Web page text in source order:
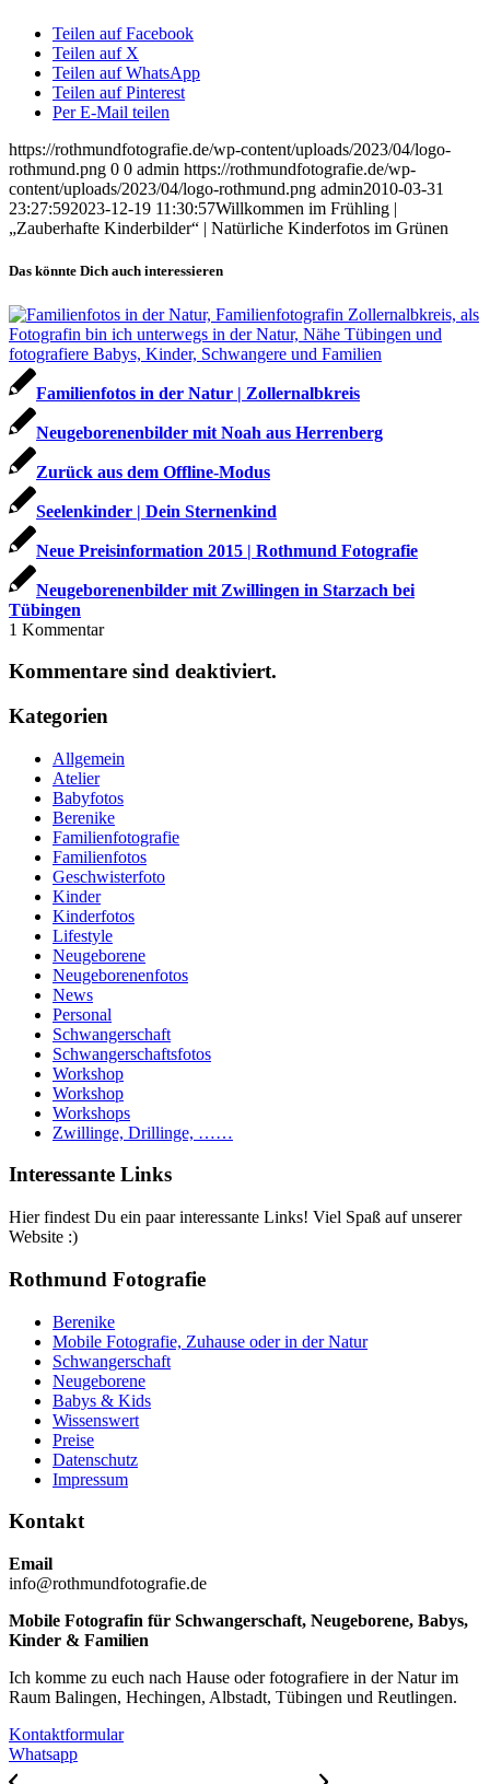
Teilen auf Facebook
Teilen auf X
Teilen auf WhatsApp
Teilen auf Pinterest
Per E-Mail teilen
https://rothmundfotografie.de/wp-content/uploads/2023/04/logo-
rothmund.png 0 0 admin https://rothmundfotografie.de/wp-
content/uploads/2023/04/logo-rothmund.png admin2010-03-31
23:27:592023-12-19 11:30:57Willkommen im Frühling |
„Zauberhafte Kinderbilder“ | Natürliche Kinderfotos im Grünen
Das könnte Dich auch interessieren
Familienfotos in der Natur | Zollernalbkreis
Neugeborenenbilder mit Noah aus Herrenberg
Zurück aus dem Offline-Modus
Seelenkinder | Dein Sternenkind
Neue Preisinformation 2015 | Rothmund Fotografie
Neugeborenenbilder mit Zwillingen in Starzach bei
Tübingen
1 Kommentar
Kommentare sind deaktiviert.
Kategorien
Allgemein
Atelier
Babyfotos
Berenike
Familienfotografie
Familienfotos
Geschwisterfoto
Kinder
Kinderfotos
Lifestyle
Neugeborene
Neugeborenenfotos
News
Personal
Schwangerschaft
Schwangerschaftsfotos
Workshop
Workshop
Workshops
Zwillinge, Drillinge, ……
Interessante Links
Hier findest Du ein paar interessante Links! Viel Spaß auf unserer
Website :)
Rothmund Fotografie
Berenike
Mobile Fotografie, Zuhause oder in der Natur
Schwangerschaft
Neugeborene
Babys & Kids
Wissenswert
Preise
Datenschutz
Impressum
Kontakt
Email
info@rothmundfotografie.de
Mobile Fotografin für Schwangerschaft, Neugeborene, Babys,
Kinder & Familien
Ich komme zu euch nach Hause oder fotografiere in der Natur im
Raum Balingen, Hechingen, Albstadt, Tübingen und Reutlingen.
Kontaktformular
Whatsapp